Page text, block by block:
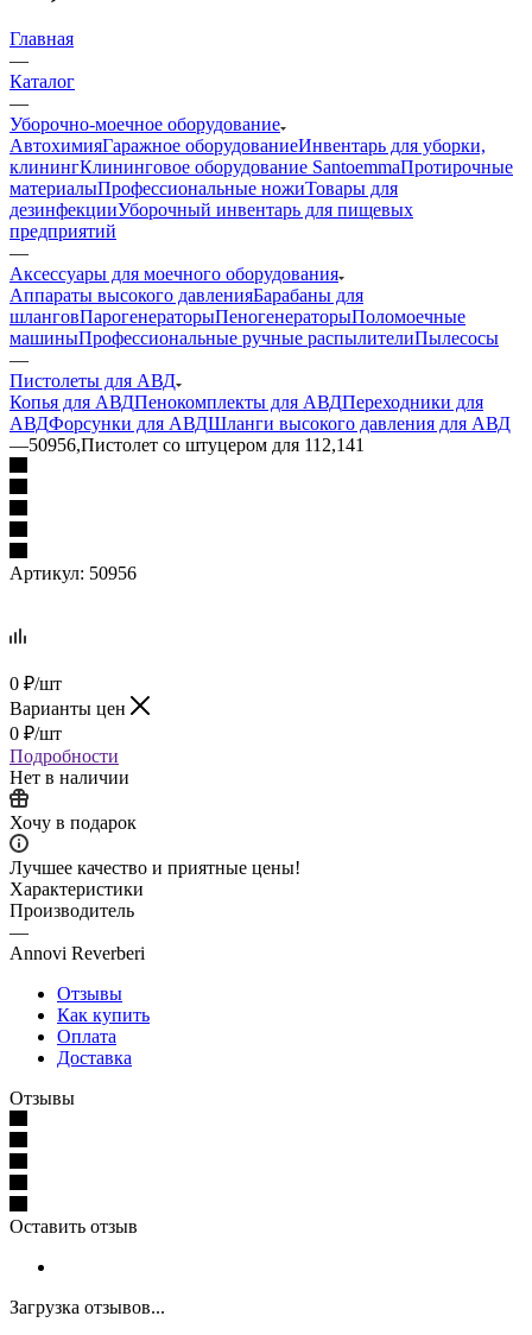
Главная
—
Каталог
—
Уборочно-моечное оборудование
АвтохимияГаражное оборудованиеИнвентарь для уборки,
клинингКлининговое оборудование SantoemmaПротирочные
материалыПрофессиональные ножиТовары для
дезинфекцииУборочный инвентарь для пищевых
предприятий
—
Аксессуары для моечного оборудования
Аппараты высокого давленияБарабаны для
шланговПарогенераторыПеногенераторыПоломоечные
машиныПрофессиональные ручные распылителиПылесосы
—
Пистолеты для АВД
Копья для АВДПенокомплекты для АВДПереходники для
АВДФорсунки для АВДШланги высокого давления для АВД
—50956,Пистолет со штуцером для 112,141
Артикул: 50956
0 ₽/шт
Варианты цен
0 ₽/шт
Подробности
Нет в наличии
Хочу в подарок
Лучшее качество и приятные цены!
Характеристики
Производитель
—
Annovi Reverberi
Отзывы
Как купить
Оплата
Доставка
Отзывы
Оставить отзыв
Загрузка отзывов...